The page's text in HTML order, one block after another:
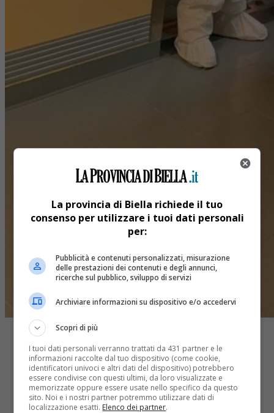
Share
Tweet
La provincia di Biella richiede il tuo
consenso per utilizzare i tuoi dati personali
per:
Pubblicità e contenuti personalizzati, misurazione
delle prestazioni dei contenuti e degli annunci,
ricerche sul pubblico, sviluppo di servizi
Archiviare informazioni su dispositivo e/o accedervi
Scopri di più
I tuoi dati personali verranno trattati da 431 partner e le
informazioni raccolte dal tuo dispositivo (come cookie,
identificatori univoci e altri dati del dispositivo) potrebbero
essere condivise con questi ultimi, da loro visualizzate e
memorizzate oppure essere usate nello specifico da questo
sito. Noi e i nostri partner potremmo utilizzare dati di
localizzazione esatti. Elenco dei partner.